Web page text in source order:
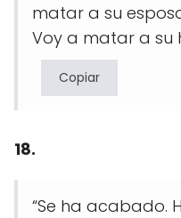
matar a su
Voy a matar a su
Copiar
18.
“Se ha acabado.